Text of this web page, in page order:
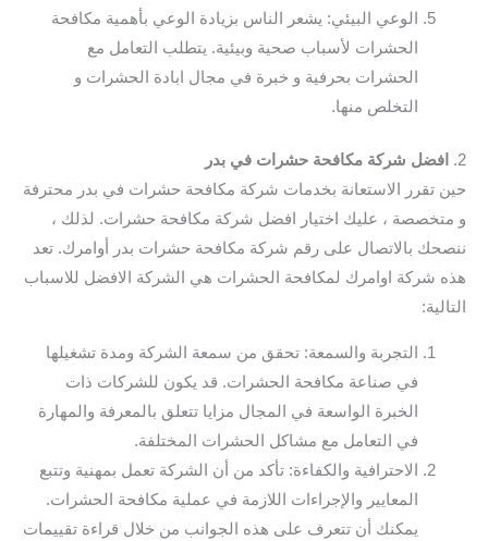
الوعي البيئي: يشعر الناس بزيادة الوعي بأهمية مكافحة
الحشرات لأسباب صحية وبيئية. يتطلب التعامل مع
الحشرات بحرفية و خبرة في مجال ابادة الحشرات و
التخلص منها.
2.
افضل شركة مكافحة حشرات في بدر
حين تقرر الاستعانة بخدمات شركة مكافحة حشرات في بدر محترفة
و متخصصة ، عليك اختيار افضل شركة مكافحة حشرات. لذلك ،
ننصحك بالاتصال على رقم شركة مكافحة حشرات بدر أوامرك. تعد
هذه شركة اوامرك لمكافحة الحشرات هي الشركة الافضل للاسباب
التالية:
التجربة والسمعة: تحقق من سمعة الشركة ومدة تشغيلها
في صناعة مكافحة الحشرات. قد يكون للشركات ذات
الخبرة الواسعة في المجال مزايا تتعلق بالمعرفة والمهارة
في التعامل مع مشاكل الحشرات المختلفة.
الاحترافية والكفاءة: تأكد من أن الشركة تعمل بمهنية وتتبع
المعايير والإجراءات اللازمة في عملية مكافحة الحشرات.
يمكنك أن تتعرف على هذه الجوانب من خلال قراءة تقييمات